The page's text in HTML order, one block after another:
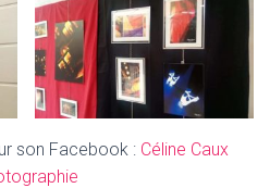
son Facebook : Céline Caux